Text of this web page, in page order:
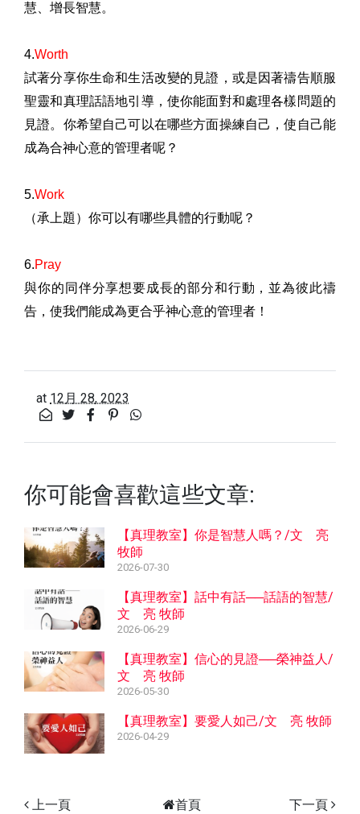
慧、增長智慧。
4.Worth
試著分享你生命和生活改變的見證，或是因著禱告順服
聖靈和真理話語地引導，使你能面對和處理各樣問題的
見證。你希望自己可以在哪些方面操練自己，使自己能
成為合神心意的管理者呢？
5.Work
（承上題）你可以有哪些具體的行動呢？
6.Pray
與你的同伴分享想要成長的部分和行動，並為彼此禱
告，使我們能成為更合乎神心意的管理者！
at 12月 28, 2023
你可能會喜歡這些文章:
【真理教室】你是智慧人嗎？/文 亮
牧師
2026-07-30
【真理教室】話中有話──話語的智慧/
文 亮 牧師
2026-06-29
【真理教室】信心的見證──榮神益人/
文 亮 牧師
2026-05-30
【真理教室】要愛人如己/文 亮 牧師
2026-04-29
上一頁 下一頁
首頁